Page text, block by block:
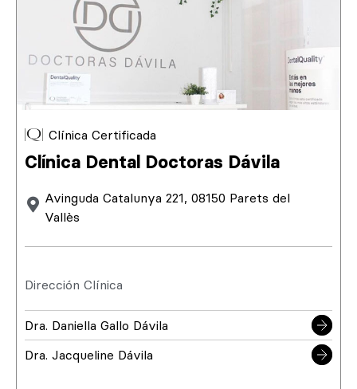
Clínica Certificada
Clínica Dental Doctoras Dávila
Avinguda Catalunya 221, 08150 Parets del
Vallès
Dirección Clínica
Dra. Daniella Gallo Dávila
Dra. Jacqueline Dávila